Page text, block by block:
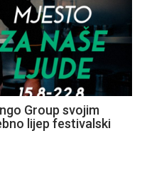
Group svojim
lijep festivalski